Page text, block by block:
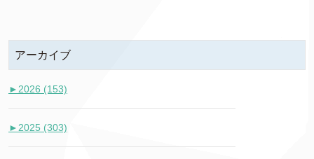
アーカイブ
► 2026 (153)
► 2025 (303)